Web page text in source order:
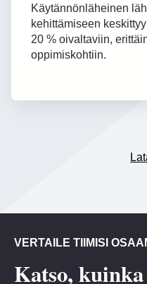
Käytännönläheinen
kehittämiseen
20 % oivaltaviin,
oppimiskohtiin.
VERTAILE TIIMISI
Katso,